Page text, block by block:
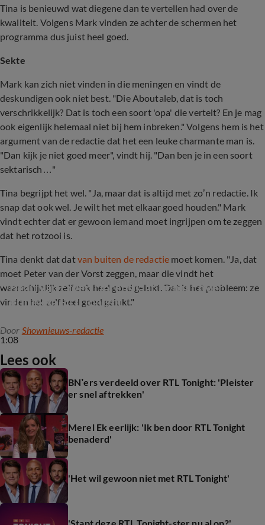
Tina is benieuwd wat diegene dan te vertellen had over de
kwaliteit. Volgens Mark vinden ze achter de schermen het
programma dus juist heel goed.
Sekte
Mark kan zich niet vinden in die meningen en vindt de
deskundigen ook niet best. "Die Aboutaleb, dat is toch
verschrikkelijk? Dat is toch een soort 'opa' die vertelt? En je mag
ook eigenlijk helemaal niet bij hem inbreken." Volgens hem is het
argument van de redactie dat het een leuke charmante man is.
"Dan kijk je niet goed meer", vindt hij. "Dan ben je in een soort
sektarisch…"
Tina begrijpt het wel. "Ja, maar dat is altijd met zo’n redactie. Ik
snap dat ook wel. Je wilt het met elkaar goed houden." Mark
vindt echter dat er gewoon iemand moet ingrijpen om te zeggen
dat het rotzooi is.
Tina denkt dat datvan buiten de redactie moet komen. "Ja, dat
moet Peter van der Vorst zeggen, maar die vindt het
waarschijnlijk zelf ook heel goed gelukt. Dat is het probleem: ze
vinden het zelf heel goed gelukt."
1:08
Beau van Erven Dorens laat zich uit over
kritieken RTL Tonight
Door Shownieuws-redactie
Lees ook
BN’ers verdeeld over RTL Tonight: 'Pleister
er snel aftrekken'
Merel Ek eerlijk: 'Ik ben door RTL Tonight
benaderd'
'Het wil gewoon niet met RTL Tonight'